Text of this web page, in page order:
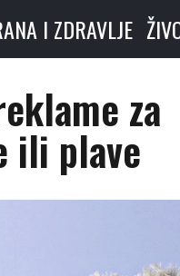
I ZDRAVLJE
za
ili plave